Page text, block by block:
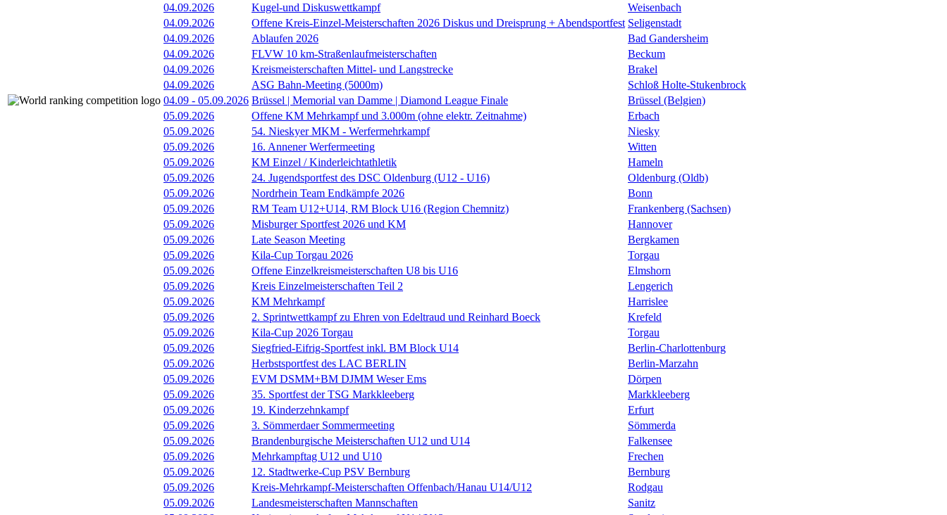
04.09.2026
Kugel-und Diskuswettkampf
Weisenbach
04.09.2026
Offene Kreis-Einzel-Meisterschaften 2026 Diskus und Dreisprung + Abendsportfest Seligenstadt
04.09.2026
Ablaufen 2026
Bad Gandersheim
04.09.2026
FLVW 10 km-Straßenlaufmeisterschaften
Beckum
04.09.2026
Kreismeisterschaften Mittel- und Langstrecke
Brakel
04.09.2026
ASG Bahn-Meeting (5000m)
Schloß Holte-Stukenbrock
04.09 - 05.09.2026 Brüssel | Memorial van Damme | Diamond League Finale
Brüssel (Belgien)
05.09.2026
Offene KM Mehrkampf und 3.000m (ohne elektr. Zeitnahme)
Erbach
05.09.2026
54. Nieskyer MKM - Werfermehrkampf
Niesky
05.09.2026
16. Annener Werfermeeting
Witten
05.09.2026
KM Einzel / Kinderleichtathletik
Hameln
05.09.2026
24. Jugendsportfest des DSC Oldenburg (U12 - U16)
Oldenburg (Oldb)
05.09.2026
Nordrhein Team Endkämpfe 2026
Bonn
05.09.2026
RM Team U12+U14, RM Block U16 (Region Chemnitz)
Frankenberg (Sachsen)
05.09.2026
Misburger Sportfest 2026 und KM
Hannover
05.09.2026
Late Season Meeting
Bergkamen
05.09.2026
Kila-Cup Torgau 2026
Torgau
05.09.2026
Offene Einzelkreismeisterschaften U8 bis U16
Elmshorn
05.09.2026
Kreis Einzelmeisterschaften Teil 2
Lengerich
05.09.2026
KM Mehrkampf
Harrislee
05.09.2026
2. Sprintwettkampf zu Ehren von Edeltraud und Reinhard Boeck
Krefeld
05.09.2026
Kila-Cup 2026 Torgau
Torgau
05.09.2026
Siegfried-Eifrig-Sportfest inkl. BM Block U14
Berlin-Charlottenburg
05.09.2026
Herbstsportfest des LAC BERLIN
Berlin-Marzahn
05.09.2026
EVM DSMM+BM DJMM Weser Ems
Dörpen
05.09.2026
35. Sportfest der TSG Markkleeberg
Markkleeberg
05.09.2026
19. Kinderzehnkampf
Erfurt
05.09.2026
3. Sömmerdaer Sommermeeting
Sömmerda
05.09.2026
Brandenburgische Meisterschaften U12 und U14
Falkensee
05.09.2026
Mehrkampftag U12 und U10
Frechen
05.09.2026
12. Stadtwerke-Cup PSV Bernburg
Bernburg
05.09.2026
Kreis-Mehrkampf-Meisterschaften Offenbach/Hanau U14/U12
Rodgau
05.09.2026
Landesmeisterschaften Mannschaften
Sanitz